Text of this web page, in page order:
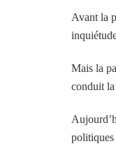
Avant la
Mais la
conduit la